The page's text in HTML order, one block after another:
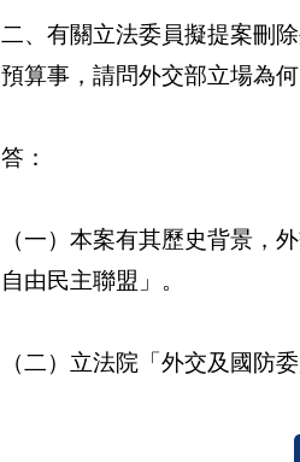
二、有關立法委員擬提案刪
預算事，請問外交部立場為
答：
（一）本案有其歷史背景，
自由民主聯盟」。
（二）立法院「外交及國防